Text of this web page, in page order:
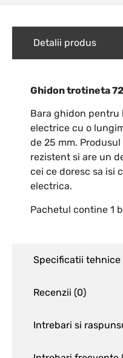
Detalii produs
Specificatii tehnice
Recenzii (0)
Intrebari si
Ghidon trotineta
Bara ghidon
electrice cu o
de 25 mm.
rezistent si are un
cei ce doresc sa isi
electrica.
Pachetul contine 1